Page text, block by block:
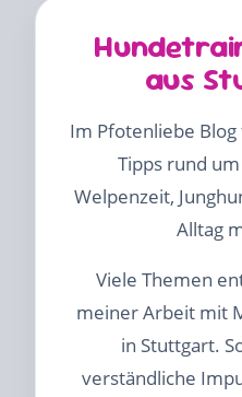
aus
Im Pfotenliebe
Tipps rund
Welpenzeit,
Alltag
Viele Themen
meiner Arbeit mit
in Stuttgart.
verständliche